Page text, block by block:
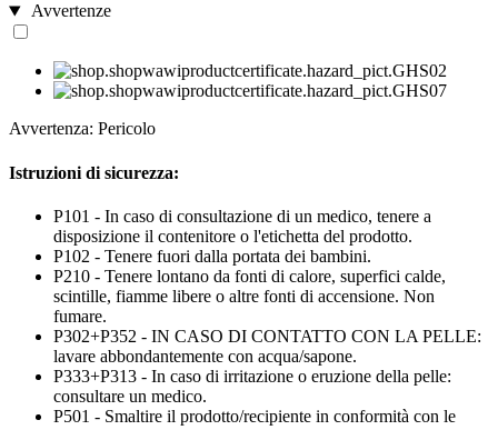
Avvertenze
Avvertenza: Pericolo
Istruzioni di sicurezza:
P101 - In caso di consultazione di un medico, tenere a
disposizione il contenitore o l'etichetta del prodotto.
P102 - Tenere fuori dalla portata dei bambini.
P210 - Tenere lontano da fonti di calore, superfici calde,
scintille, fiamme libere o altre fonti di accensione. Non
fumare.
P302+P352 - IN CASO DI CONTATTO CON LA PELLE:
lavare abbondantemente con acqua/sapone.
P333+P313 - In caso di irritazione o eruzione della pelle:
consultare un medico.
P501 - Smaltire il prodotto/recipiente in conformità con le